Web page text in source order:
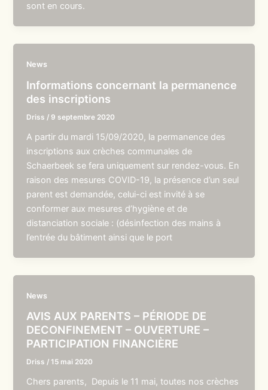
sont en cours.
News
Informations concernant la permanence
des inscriptions
Driss / 9 septembre 2020
A partir du mardi 15/09/2020, la permanence des
inscriptions aux crèches communales de
Schaerbeek se fera uniquement sur rendez-vous. En
raison des mesures COVID-19, la présence d’un seul
parent est demandée, celui-ci est invité à se
conformer aux mesures d’hygiène et de
distanciation sociale : (désinfection des mains à
l’entrée du bâtiment ainsi que le port
News
AVIS AUX PARENTS – PÉRIODE DE
DECONFINEMENT – OUVERTURE –
PARTICIPATION FINANCIÈRE
Driss /15 mai 2020
Chers parents, Depuis le 11 mai, toutes nos crèches